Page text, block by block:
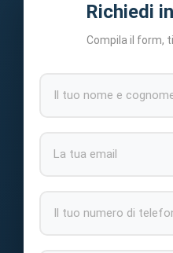
Richiedi
Compila il form,